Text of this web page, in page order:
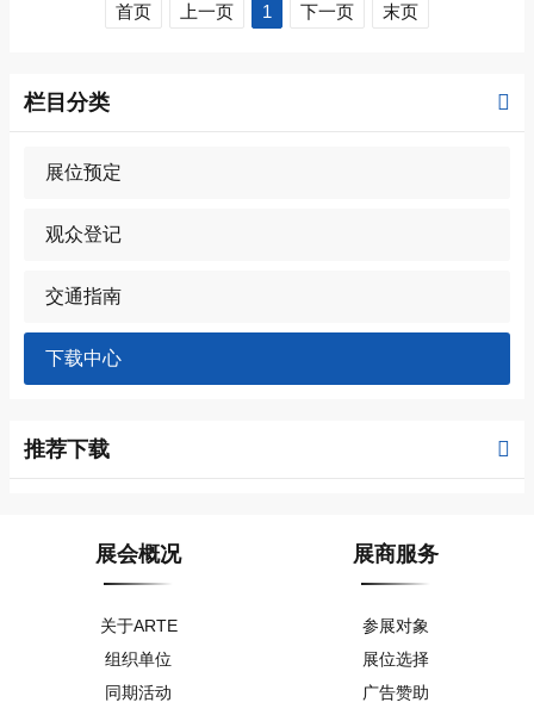
首页 上一页 1 下一页 末页
栏目分类
展位预定
观众登记
交通指南
下载中心
推荐下载
展会概况
关于ARTE
组织单位
同期活动
展商服务
参展对象
展位选择
广告赞助